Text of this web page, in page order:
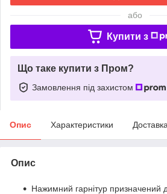
або
Купити з
Що таке купити з Пром?
Замовлення під захистом
Опис Характеристики Доставка
Опис
Нажимний гарнітур призначений